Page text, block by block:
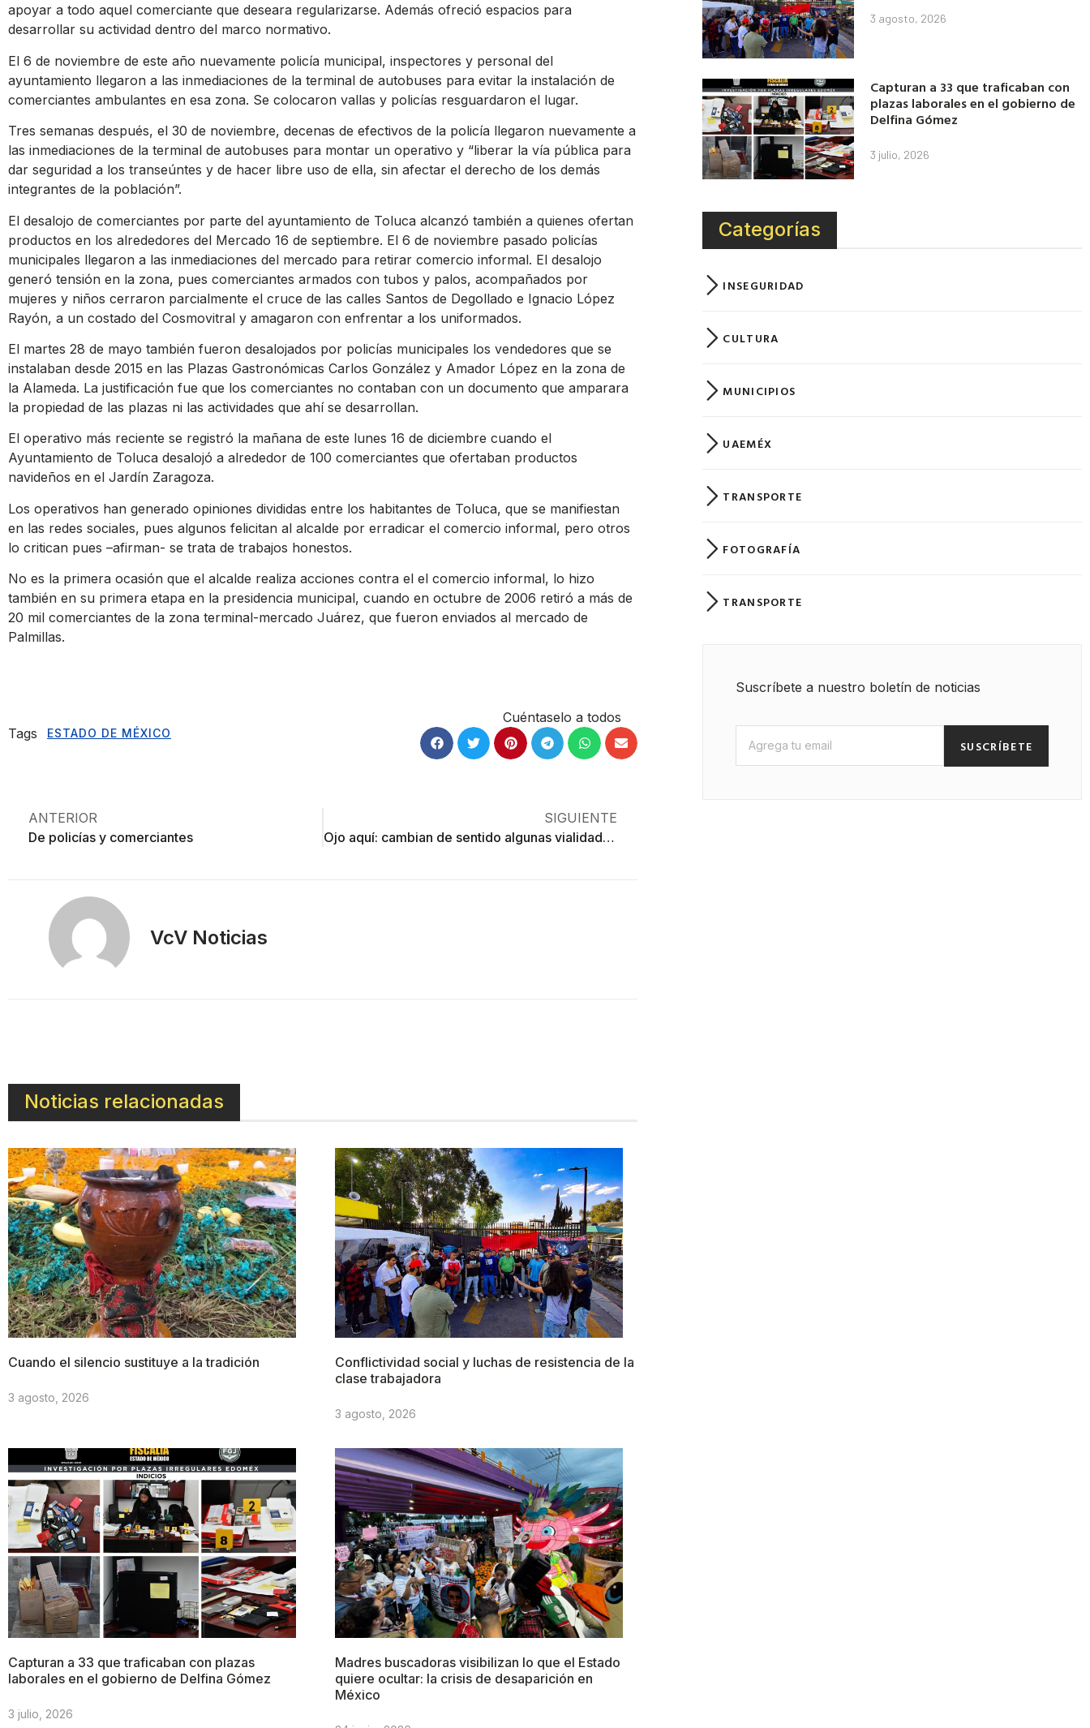
apoyar a todo aquel comerciante que deseara regularizarse. Además ofreció espacios para
desarrollar su actividad dentro del marco normativo.
El 6 de noviembre de este año nuevamente policía municipal, inspectores y personal del
ayuntamiento llegaron a las inmediaciones de la terminal de autobuses para evitar la instalación de
comerciantes ambulantes en esa zona. Se colocaron vallas y policías resguardaron el lugar.
Tres semanas después, el 30 de noviembre, decenas de efectivos de la policía llegaron nuevamente a
las inmediaciones de la terminal de autobuses para montar un operativo y “liberar la vía pública para
dar seguridad a los transeúntes y de hacer libre uso de ella, sin afectar el derecho de los demás
integrantes de la población”.
El desalojo de comerciantes por parte del ayuntamiento de Toluca alcanzó también a quienes ofertan
productos en los alrededores del Mercado 16 de septiembre. El 6 de noviembre pasado policías
municipales llegaron a las inmediaciones del mercado para retirar comercio informal. El desalojo
generó tensión en la zona, pues comerciantes armados con tubos y palos, acompañados por
mujeres y niños cerraron parcialmente el cruce de las calles Santos de Degollado e Ignacio López
Rayón, a un costado del Cosmovitral y amagaron con enfrentar a los uniformados.
El martes 28 de mayo también fueron desalojados por policías municipales los vendedores que se
instalaban desde 2015 en las Plazas Gastronómicas Carlos González y Amador López en la zona de
la Alameda. La justificación fue que los comerciantes no contaban con un documento que amparara
la propiedad de las plazas ni las actividades que ahí se desarrollan.
El operativo más reciente se registró la mañana de este lunes 16 de diciembre cuando el
Ayuntamiento de Toluca desalojó a alrededor de 100 comerciantes que ofertaban productos
navideños en el Jardín Zaragoza.
Los operativos han generado opiniones divididas entre los habitantes de Toluca, que se manifiestan
en las redes sociales, pues algunos felicitan al alcalde por erradicar el comercio informal, pero otros
lo critican pues –afirman- se trata de trabajos honestos.
No es la primera ocasión que el alcalde realiza acciones contra el el comercio informal, lo hizo
también en su primera etapa en la presidencia municipal, cuando en octubre de 2006 retiró a más de
20 mil comerciantes de la zona terminal-mercado Juárez, que fueron enviados al mercado de
Palmillas.
Tags ESTADO DE MÉXICO
Cuéntaselo a todos
ANTERIOR
De policías y comerciantes
SIGUIENTE
Ojo aquí: cambian de sentido algunas vialidades en Toluca
VcV Noticias
Noticias relacionadas
Cuando el silencio sustituye a la tradición
3 agosto, 2026
Conflictividad social y luchas de resistencia de la
clase trabajadora
3 agosto, 2026
Capturan a 33 que traficaban con plazas
laborales en el gobierno de Delfina Gómez
3 julio, 2026
Madres buscadoras visibilizan lo que el Estado
quiere ocultar: la crisis de desaparición en
México
3 agosto, 2026
Capturan a 33 que traficaban con
plazas laborales en el gobierno de
Delfina Gómez
3 julio, 2026
Categorías
INSEGURIDAD
CULTURA
MUNICIPIOS
UAEMÉX
TRANSPORTE
FOTOGRAFÍA
TRANSPORTE
Suscríbete a nuestro boletín de noticias
SUSCRÍBETE